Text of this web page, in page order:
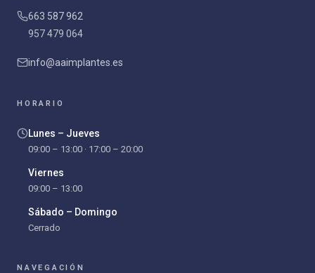
663 587 962
957 479 064
info@aaimplantes.es
HORARIO
Lunes – Jueves
09:00 – 13:00 · 17:00 – 20:00
Viernes
09:00 – 13:00
Sábado – Domingo
Cerrado
NAVEGACIÓN